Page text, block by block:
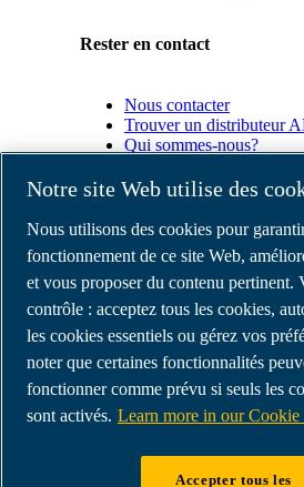
Rester en contact
Nous contacter
Trouver un distributeur
Qui sommes-nous?
Partenaires
Espace
Partenaires
commerciaux
E-
Connect
2.0
Portal
Notre site Web utilise des
Nous utilisons des cookies pour
fonctionnement de ce site Web,
et vous proposer du contenu pertinent.
contrôle : acceptez tous les cookies,
les cookies essentiels ou gérez vos
noter que certaines fonctionnalités
fonctionner comme prévu si seuls les
sont activés. Learn more in our Cookie
Accepter tous les